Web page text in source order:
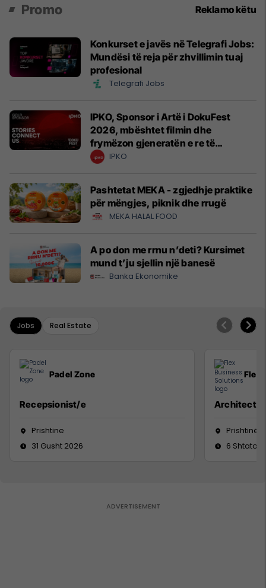
Promo Reklamo këtu
Konkurset e javës në Telegrafi Jobs:
Mundësi të reja për zhvillimin tuaj
profesional
Telegrafi Jobs
IPKO, Sponsor i Artë i DokuFest
2026, mbështet filmin dhe
frymëzon gjeneratën e re të
krijuesve
IPKO
Pashtetat MEKA - zgjedhje praktike
për mëngjes, piknik dhe rrugë
MEKA HALAL FOOD
A po don me rrnu n’deti? Kursimet
mund t’ju sjellin një banesë
Banka Ekonomike
Jobs Real Estate
Padel Zone
Recepsionist/e
Prishtine
31 Gusht 2026
Flex
Architect
Prishtinë
6 Shtator